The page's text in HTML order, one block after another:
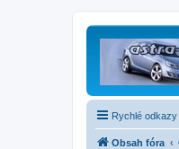
Rychlé odkazy
Obsah fóra